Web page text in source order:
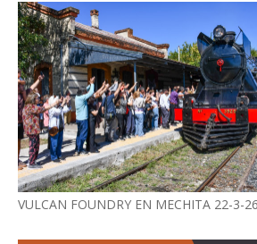
VULCAN FOUNDRY EN MECHITA 22-3-26